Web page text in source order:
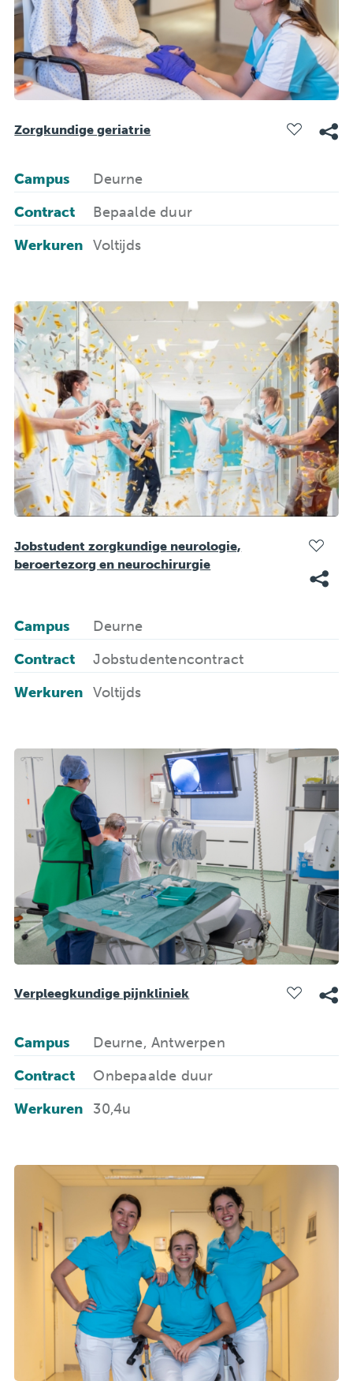
Zorgkundige geriatrie
Campus
Deurne
Contract
Bepaalde duur
Werkuren
Voltijds
Jobstudent zorgkundige neurologie,
beroertezorg en neurochirurgie
Campus
Deurne
Contract
Jobstudentencontract
Werkuren
Voltijds
Verpleegkundige pijnkliniek
Campus
Deurne, Antwerpen
Contract
Onbepaalde duur
Werkuren
30,4u